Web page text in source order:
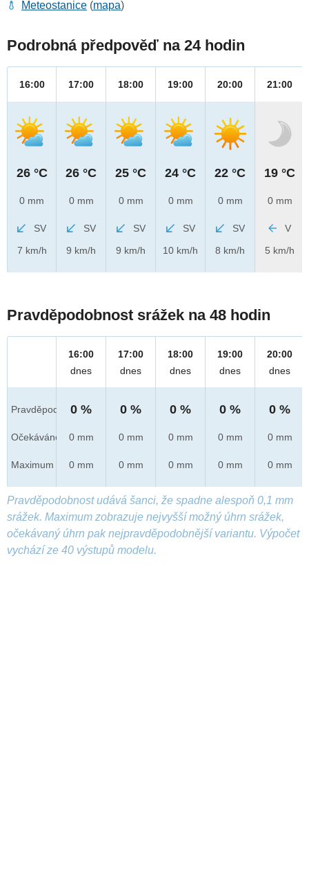
Meteostanice (mapa)
Podrobná předpověď na 24 hodin
16:00
26 °C
0 mm
SV
7 km/h
17:00
26 °C
0 mm
SV
9 km/h
18:00
25 °C
0 mm
SV
9 km/h
19:00
24 °C
0 mm
SV
10 km/h
20:00
22 °C
0 mm
SV
8 km/h
21:00
19 °C
0 mm
V
5 km/h
Pravděpodobnost srážek na 48 hodin
Pravděpod.
Očekáváno
Maximum
16:00
dnes
0 %
0 mm
0 mm
17:00
dnes
0 %
0 mm
0 mm
18:00
dnes
0 %
0 mm
0 mm
19:00
dnes
0 %
0 mm
0 mm
20:00
dnes
0 %
0 mm
0 mm
Pravděpodobnost udává šanci, že spadne alespoň 0,1 mm
srážek. Maximum zobrazuje nejvyšší možný úhrn srážek,
očekávaný úhrn pak nejpravděpodobnější variantu. Výpočet
vychází ze 40 výstupů modelu.